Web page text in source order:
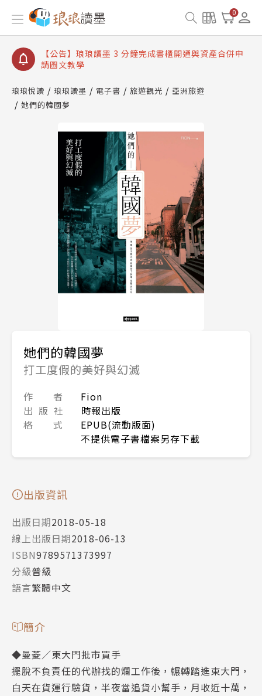
0
【公告】琅琅讀墨書櫃開通常見問題
【公告】琅琅讀墨 3 分鐘完成書櫃開通與資產合併申
【公告】琅琅書店服務升級重要說明及資產合併結果
查詢
琅琅悅讀 琅琅讀墨 電子書 旅遊觀光
亞洲旅遊
她們的韓國夢
她們的韓國夢
打工度假的美好與幻滅
作 者
Fion
出 版 社
時報出版
格 式
EPUB(流動版面)
不提供電子書檔案另存下載
出版資訊
出版日期2018-05-18
線上出版日期2018-06-13
ISBN9789571373997
分級普級
語言繁體中文
簡介
◆曼菱／東大門批市買手
擺脫不負責任的代辦找的爛工作後，輾轉踏進東大門，
白天在貨運行驗貨，半夜當追貨小幫手，月收近十萬，